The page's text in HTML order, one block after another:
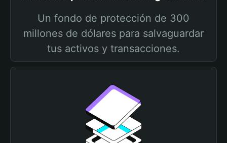
Un fondo de protección de 300
millones de dólares para salvaguardar
tus activos y transacciones.